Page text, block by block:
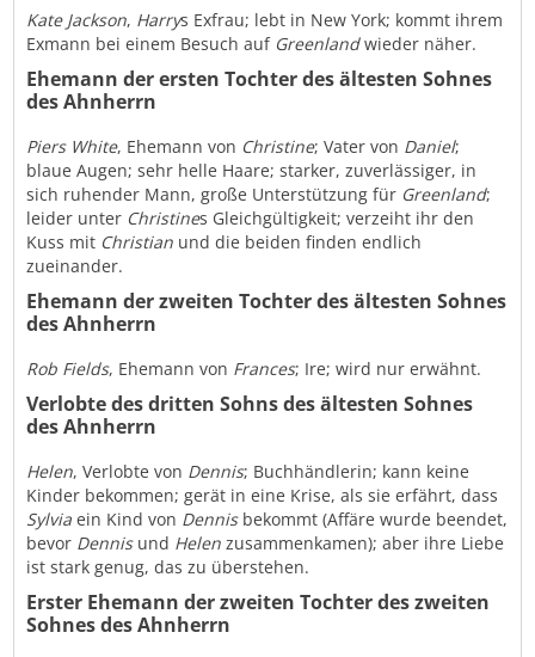
Kate Jackson, Harrys Exfrau; lebt in New York; kommt ihrem
Exmann bei einem Besuch auf Greenlandwieder näher.
Ehemann der ersten Tochter des ältesten Sohnes
des Ahnherrn
Piers White, Ehemann von Christine; Vater von Daniel;
blaue Augen; sehr helle Haare; starker, zuverlässiger, in
sich ruhender Mann, große Unterstützung für Greenland;
leider unter Christines Gleichgültigkeit; verzeiht ihr den
Kuss mit Christian und die beiden finden endlich
zueinander.
Ehemann der zweiten Tochter des ältesten Sohnes
des Ahnherrn
Rob Fields, Ehemann von Frances; Ire; wird nur erwähnt.
Verlobte des dritten Sohns des ältesten Sohnes
des Ahnherrn
Helen, Verlobte von Dennis; Buchhändlerin; kann keine
Kinder bekommen; gerät in eine Krise, als sie erfährt, dass
Sylvia ein Kind von Dennisbekommt (Affäre wurde beendet,
bevor Dennisund Helen zusammenkamen); aber ihre Liebe
ist stark genug, das zu überstehen.
Erster Ehemann der zweiten Tochter des zweiten
Sohnes des Ahnherrn